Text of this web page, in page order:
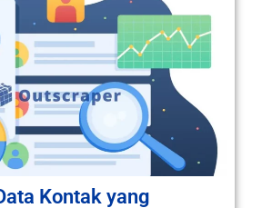
Kontak yang